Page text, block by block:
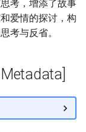
考，增添了故事
爱情的探讨，构
考与反省。